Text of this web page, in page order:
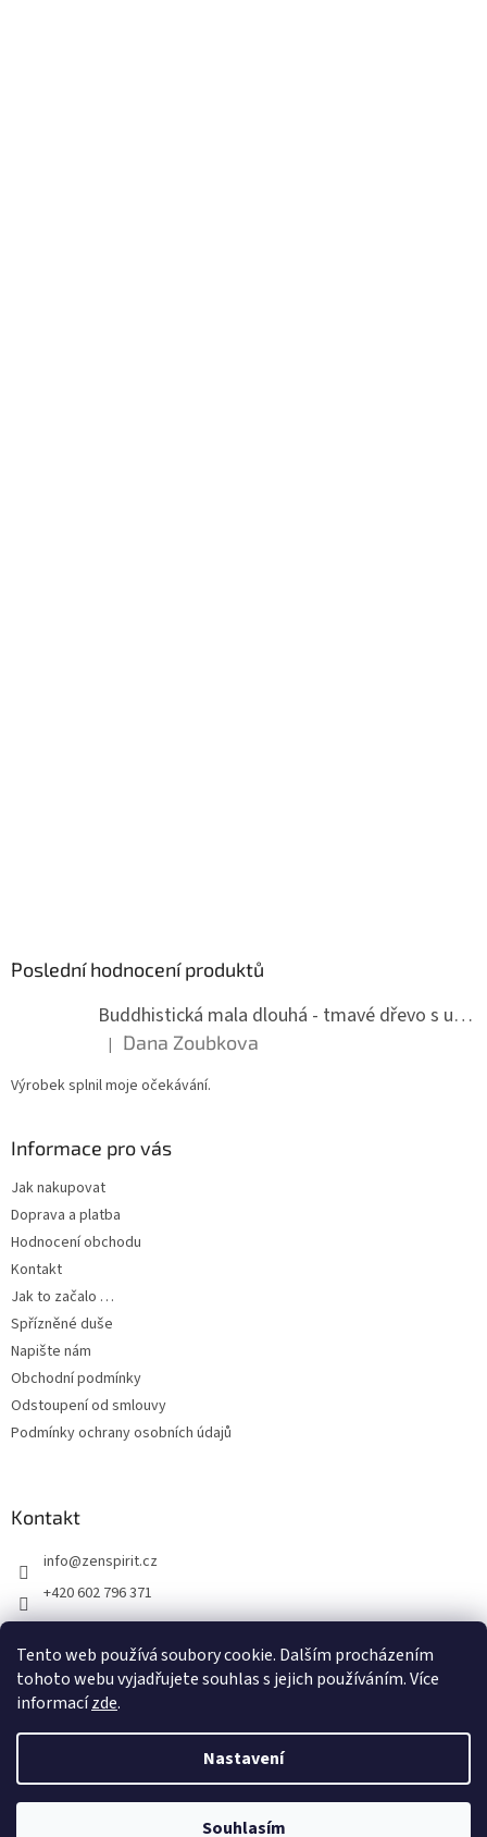
Tento web používá soubory cookie. Dalším procházením
tohoto webu vyjadřujete souhlas s jejich používáním. Více
informacízde.
Nastavení
Souhlasím
Poslední hodnocení produktů
Buddhistická mala dlouhá - tmavé dřevo s uzlíky 8 mm
Hodnocení produktu je 5 z 5 hvězdiček.
| Dana Zoubkova
Výrobek splnil moje očekávání.
Informace pro vás
Jak nakupovat
Doprava a platba
Hodnocení obchodu
Kontakt
Jak to začalo …
Spřízněné duše
Napište nám
Obchodní podmínky
Odstoupení od smlouvy
Podmínky ochrany osobních údajů
Kontakt
info@zenspirit.cz
+420 602 796 371
Vytvořil Shoptet
Zen Spirit. Všechna práva vyhrazena.